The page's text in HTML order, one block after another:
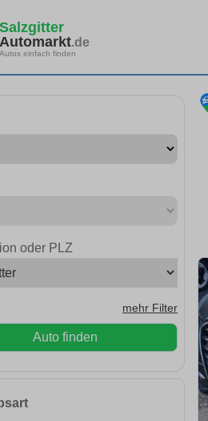
Salzgitter
Automarkt.de
Autos einfach finden
oder PLZ
mehr Filter
Auto finden